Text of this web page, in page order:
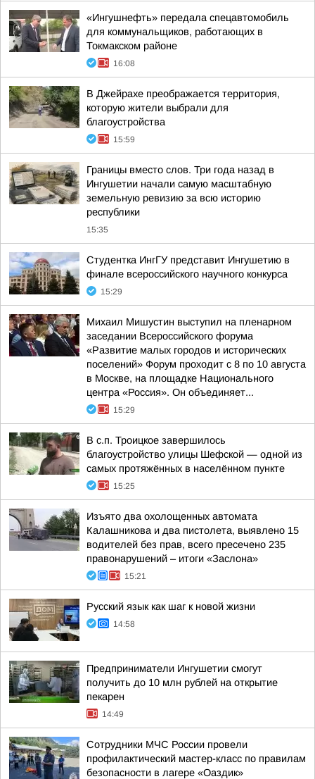
«Ингушнефть» передала спецавтомобиль
для коммунальщиков, работающих в
Токмакском районе
16:08
В Джейрахе преображается территория,
которую жители выбрали для
благоустройства
15:59
Границы вместо слов. Три года назад в
Ингушетии начали самую масштабную
земельную ревизию за всю историю
республики
15:35
Студентка ИнгГУ представит Ингушетию в
финале всероссийского научного конкурса
15:29
Михаил Мишустин выступил на пленарном
заседании Всероссийского форума
«Развитие малых городов и исторических
поселений» Форум проходит с 8 по 10 августа
в Москве, на площадке Национального
центра «Россия». Он объединяет...
15:29
В с.п. Троицкое завершилось
благоустройство улицы Шефской — одной из
самых протяжённых в населённом пункте
15:25
Изъято два охолощенных автомата
Калашникова и два пистолета, выявлено 15
водителей без прав, всего пресечено 235
правонарушений – итоги «Заслона»
15:21
Русский язык как шаг к новой жизни
14:58
Предприниматели Ингушетии смогут
получить до 10 млн рублей на открытие
пекарен
14:49
Сотрудники МЧС России провели
профилактический мастер-класс по правилам
безопасности в лагере «Оаздик»